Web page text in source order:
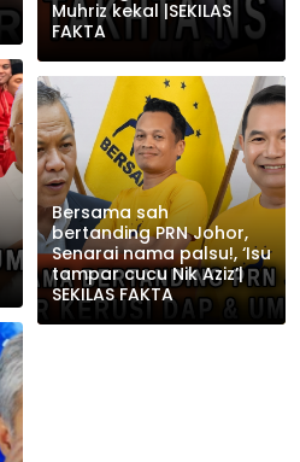
Muhriz kekal |SEKILAS
FAKTA
Bersama sah
bertanding PRN Johor,
Senarai nama palsu!, ‘Isu
tampar cucu Nik Aziz’|
SEKILAS FAKTA